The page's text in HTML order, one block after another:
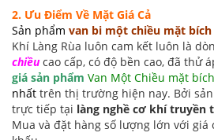
2. Ưu Điểm Về Mặt Giá Cả
Sản phẩm van bi một chiều mặt bích
Khí Làng Rùa luôn cam kết luôn là
chiềucao cấp, có độ bền cao, đã thử
giá sản phẩm Van Một Chiều mặt bích
nhất trên thị trường hiện nay. Bởi
trực tiếp tại làng nghề cơ khí truyền
Mua và đặt hàng số lượng lớn với